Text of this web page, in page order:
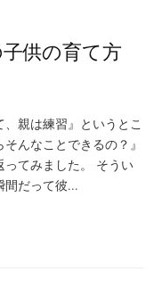
供の育て方
親は練習』というとこ
んなことできるの？』
ってみました。 そうい
間だって彼...